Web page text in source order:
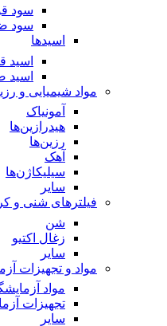
سود
سود
اسید‌ها
اسید
مواد شیمیایی و
آمونیاک
هیدرازین‌ها
رزین‌ها
آهک
سیلیکاژن‌ها
سایر
فیلترهای شنی و
شن
زغال اکتیو
سایر
مواد و تجهیزات
مواد
تجهیزات
سایر